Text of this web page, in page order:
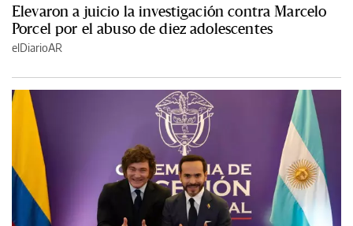
Elevaron a juicio la investigación contra Marcelo
Porcel por el abuso de diez adolescentes
elDiarioAR